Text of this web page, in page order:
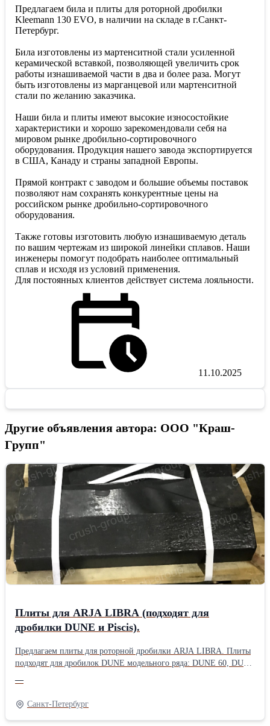
Предлагаем била и плиты для роторной дробилки
Kleemann 130 EVO, в наличии на складе в г.Санкт-
Петербург.
Била изготовлены из мартенситной стали усиленной
керамической вставкой, позволяющей увеличить срок
работы изнашиваемой части в два и более раза. Могут
быть изготовлены из марганцевой или мартенситной
стали по желанию заказчика.
Наши била и плиты имеют высокие износостойкие
характеристики и хорошо зарекомендовали себя на
мировом рынке дробильно-сортировочного
оборудования. Продукция нашего завода экспортируется
в США, Канаду и страны западной Европы.
Прямой контракт с заводом и большие объемы поставок
позволяют нам сохранять конкурентные цены на
российском рынке дробильно-сортировочного
оборудования.
Также готовы изготовить любую изнашиваемую деталь
по вашим чертежам из широкой линейки сплавов. Наши
инженеры помогут подобрать наиболее оптимальный
сплав и исходя из условий применения.
Для постоянных клиентов действует система лояльности.
11.10.2025
Другие объявления автора: ООО "Краш-
Групп"
Плиты для ARJA LIBRA (подходят для
дробилки DUNE и Piscis).
Предлагаем плиты для роторной дробилки ARJA LIBRA. Плиты
подходят для дробилок DUNE модельного ряда: DUNE 60, DUNE
складе в г.Санкт-Петербург имеются плиты, изготовленные из
высокохромистого чугуна и плиты из высокохромистого чугуна
с керамической вставкой, позволяющей увеличить срок работы
изнашиваемой части в два и более раза. Также плиты могут
—
Санкт-Петербург